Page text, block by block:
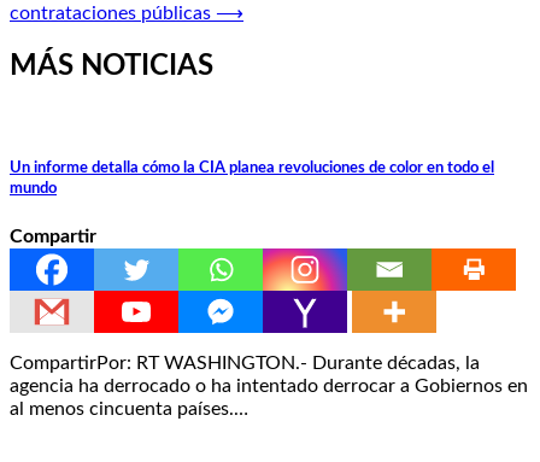
entradas
contrataciones públicas ⟶
MÁS NOTICIAS
Un informe detalla cómo la CIA planea revoluciones de color en todo el
mundo
Compartir
CompartirPor: RT WASHINGTON.- Durante décadas, la
agencia ha derrocado o ha intentado derrocar a Gobiernos en
al menos cincuenta países.…